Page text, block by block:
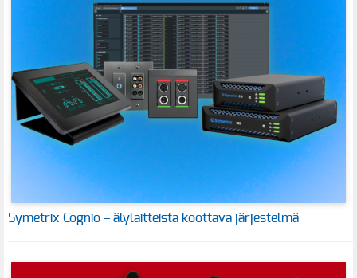
Symetrix Cognio – älylaitteista koottava järjestelmä